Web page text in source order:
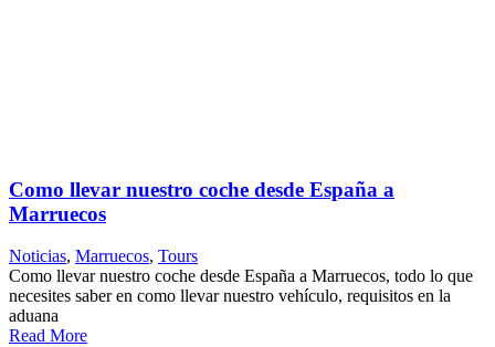
Como llevar nuestro coche desde España a
Marruecos
Noticias, Marruecos, Tours
Como llevar nuestro coche desde España a Marruecos, todo lo que
necesites saber en como llevar nuestro vehículo, requisitos en la
aduana
Read More